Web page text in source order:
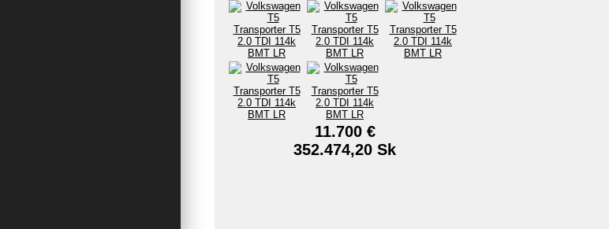
11.700 €
352.474,20 Sk